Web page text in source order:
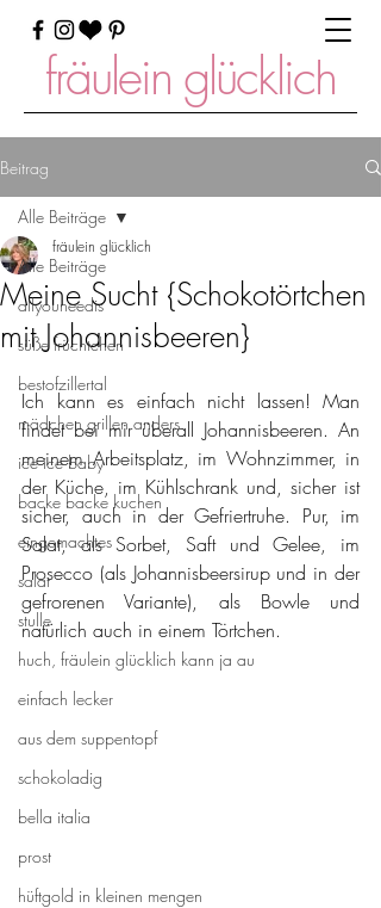
fräulein glücklich
Beitrag
Alle Beiträge
allyouneedis
süße früchtchen
bestofzillertal
mädchen grillen anders
ice ice baby
backe backe kuchen
eingemachtes
salat
stulle
huch, fräulein glücklich kann ja au
einfach lecker
aus dem suppentopf
schokoladig
bella italia
prost
hüftgold in kleinen mengen
Alle Beiträge
Meine Sucht {Schokotörtchen
mit Johannisbeeren}
fräulein glücklich
Ich kann es einfach nicht lassen! Man
findet bei mir überall Johannisbeeren. An
meinem Arbeitsplatz, im Wohnzimmer, in
der Küche, im Kühlschrank und, sicher ist
sicher, auch in der Gefriertruhe. Pur, im
Salat, als Sorbet, Saft und Gelee, im
Prosecco (als Johannisbeersirup und in der
gefrorenen Variante), als Bowle und
natürlich auch in einem Törtchen.